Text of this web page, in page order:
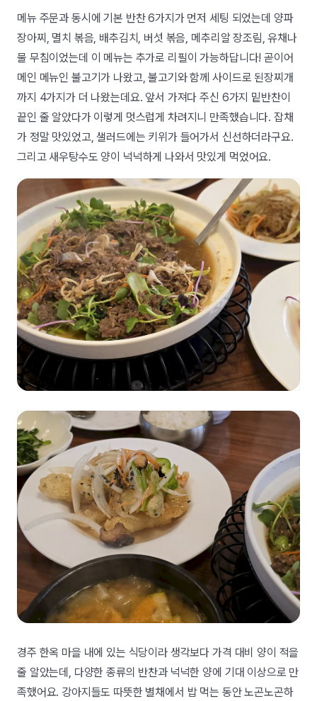
메뉴 주문과 동시에 기본 반찬 6가지가 먼저 세팅 되었는데 양파
장아찌, 멸치 볶음, 배추김치, 버섯 볶음, 메추리알 장조림, 유채나
물 무침이었는데 이 메뉴는 추가로 리필이 가능하답니다! 곧이어
메인 메뉴인 불고기가 나왔고, 불고기와 함께 사이드로 된장찌개
까지 4가지가 더 나왔는데요. 앞서 가져다 주신 6가지 밑반찬이
끝인 줄 알았다가 이렇게 멋스럽게 차려지니 만족했습니다. 잡채
가 정말 맛있었고, 샐러드에는 키위가 들어가서 신선하더라구요.
그리고 새우탕수도 양이 넉넉하게 나와서 맛있게 먹었어요.
경주 한옥 마을 내에 있는 식당이라 생각보다 가격 대비 양이 적을
줄 알았는데, 다양한 종류의 반찬과 넉넉한 양에 기대 이상으로 만
족했어요. 강아지들도 따뜻한 별채에서 밥 먹는 동안 노곤노곤하